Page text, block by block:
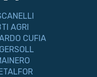
AGRI
CUFIA